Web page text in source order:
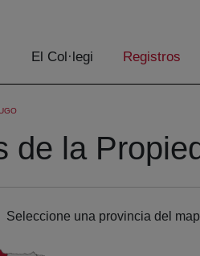
El Col·legi Registros
de la
Seleccione una provincia del